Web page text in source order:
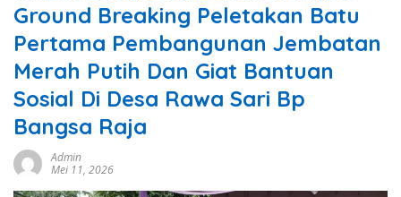
Ground Breaking Peletakan Batu
Pertama Pembangunan Jembatan
Merah Putih Dan Giat Bantuan
Sosial Di Desa Rawa Sari Bp
Bangsa Raja
Admin
Mei 11, 2026